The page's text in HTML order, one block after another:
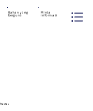
Bahan yang
berguna
Minta
informasi